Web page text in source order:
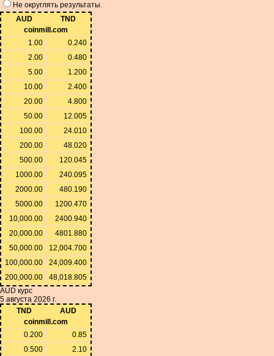
Не округлять результаты.
AUD
TND
coinmill.com
1.00
0.240
2.00
0.480
5.00
1.200
10.00
2.400
20.00
4.800
50.00
12.005
100.00
24.010
200.00
48.020
500.00
120.045
1000.00
240.095
2000.00
480.190
5000.00
1200.470
10,000.00
2400.940
20,000.00
4801.880
50,000.00
12,004.700
100,000.00
24,009.400
200,000.00
48,018.805
AUD курс
5 августа 2026 г.
TND
AUD
coinmill.com
0.200
0.85
0.500
2.10